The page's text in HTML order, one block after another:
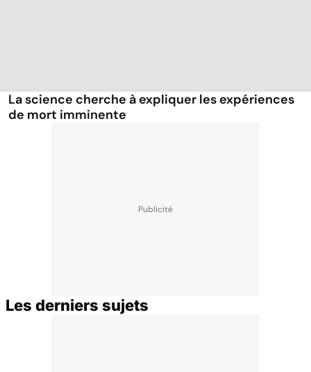
La science cherche à expliquer les expériences
de mort imminente
Les derniers sujets